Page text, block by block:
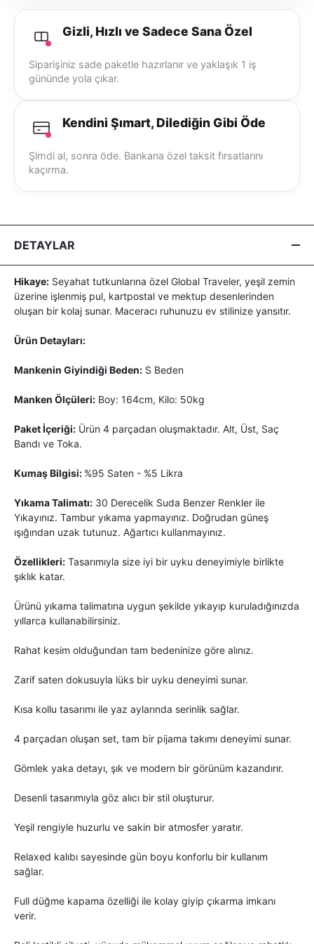
Gizli, Hızlı ve Sadece Sana Özel
Siparişiniz sade paketle hazırlanır ve yaklaşık 1 iş
gününde yola çıkar.
Kendini Şımart, Dilediğin Gibi Öde
Şimdi al, sonra öde. Bankana özel taksit fırsatlarını
kaçırma.
DETAYLAR
Hikaye: Seyahat tutkunlarına özel Global Traveler, yeşil zemin
üzerine işlenmiş pul, kartpostal ve mektup desenlerinden
oluşan bir kolaj sunar. Maceracı ruhunuzu ev stilinize yansıtır.
Ürün Detayları:
Mankenin Giyindiği Beden: S Beden
Manken Ölçüleri: Boy: 164cm, Kilo: 50kg
Paket İçeriği: Ürün 4 parçadan oluşmaktadır. Alt, Üst, Saç
Bandı ve Toka.
Kumaş Bilgisi: %95 Saten - %5 Likra
Yıkama Talimatı: 30 Derecelik Suda Benzer Renkler ile
Yıkayınız. Tambur yıkama yapmayınız. Doğrudan güneş
ışığından uzak tutunuz. Ağartıcı kullanmayınız.
Özellikleri: Tasarımıyla size iyi bir uyku deneyimiyle birlikte
şıklık katar.
Ürünü yıkama talimatına uygun şekilde yıkayıp kuruladığınızda
yıllarca kullanabilirsiniz.
Rahat kesim olduğundan tam bedeninize göre alınız.
Zarif saten dokusuyla lüks bir uyku deneyimi sunar.
Kısa kollu tasarımı ile yaz aylarında serinlik sağlar.
4 parçadan oluşan set, tam bir pijama takımı deneyimi sunar.
Gömlek yaka detayı, şık ve modern bir görünüm kazandırır.
Desenli tasarımıyla göz alıcı bir stil oluşturur.
Yeşil rengiyle huzurlu ve sakin bir atmosfer yaratır.
Relaxed kalıbı sayesinde gün boyu konforlu bir kullanım
sağlar.
Full düğme kapama özelliği ile kolay giyip çıkarma imkanı
verir.